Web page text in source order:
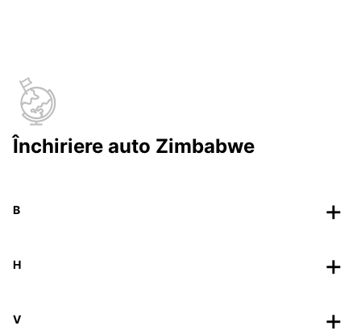
Închiriere auto Zimbabwe
B
H
V